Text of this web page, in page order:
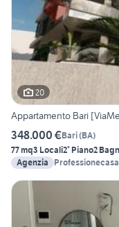
20
Appartamento Bari
348.000 €Bari(BA)
77 mq3 Locali2° Piano2
Agenzia